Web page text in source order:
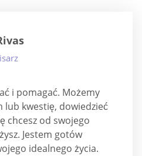
i pomagać. Możemy
kwestię, dowiedzieć
chcesz od swojego
Jestem gotów
idealnego życia.